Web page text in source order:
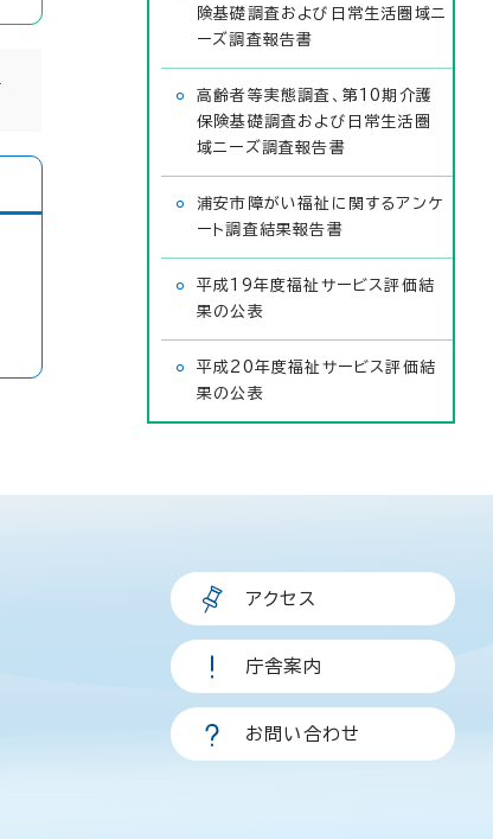
険基礎調査および日常生活圏域ニ
ーズ調査報告書
高齢者等実態調査、第10期介護
保険基礎調査および日常生活圏
域ニーズ調査報告書
浦安市障がい福祉に関するアンケ
ート調査結果報告書
平成19年度福祉サービス評価結
果の公表
平成20年度福祉サービス評価結
果の公表
アクセス
庁舎案内
お問い合わせ